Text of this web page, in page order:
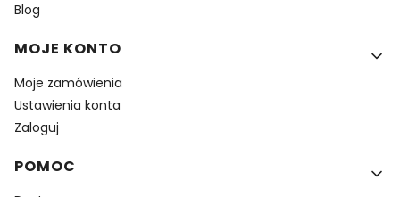
Blog
MOJE KONTO
Moje zamówienia
Ustawienia konta
Zaloguj
POMOC